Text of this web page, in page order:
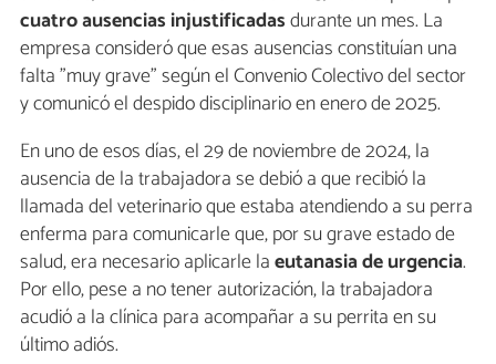
cuatro ausencias injustificadasdurante un mes. La
empresa consideró que esas ausencias constituían una
falta "muy grave" según el Convenio Colectivo del sector
y comunicó el despido disciplinario en enero de 2025.
En uno de esos días, el 29 de noviembre de 2024, la
ausencia de la trabajadora se debió a que recibió la
llamada del veterinario que estaba atendiendo a su perra
enferma para comunicarle que, por su grave estado de
salud, era necesario aplicarle laeutanasia de urgencia.
Por ello, pese a no tener autorización, la trabajadora
acudió a la clínica para acompañar a su perrita en su
último adiós.